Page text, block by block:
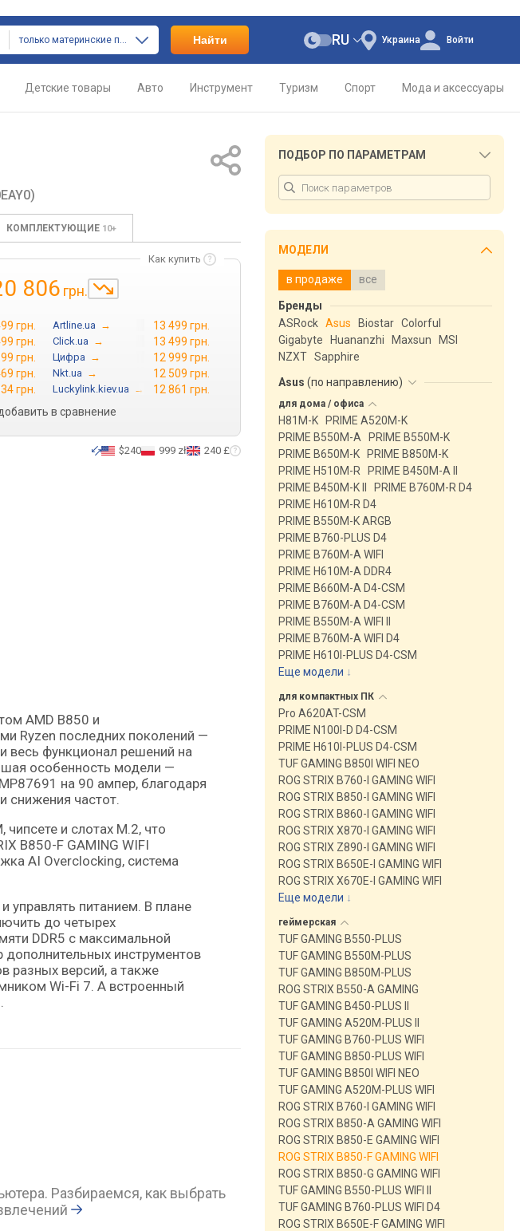
только материнские платы Найти Украина
RU Войти
Детские товары Авто Инструмент Туризм Спорт Мода и аксессуары
КОМПЛЕКТУЮЩИЕ 10+
Как купить
806 грн.
грн. Artline.ua → 13 499 грн.
грн. Click.ua → 13 499 грн.
грн. Цифра → 12 999 грн.
грн. Nkt.ua → 12 509 грн.
грн. Luckylink.kiev.ua →
12 861 грн.
в сравнение
$240 999 zł 240 £
Ryzen последних поколений —
весь функционал решений на
особенность модели —
на 90 ампер, благодаря
снижения частот.
и слотах M.2, что
B850-F GAMING WIFI
AI Overclocking, система
управлять питанием. В плане
до четырех
DDR5 с максимальной
инструментов
разных версий, а также
Wi-Fi 7. А встроенный
Разбираемся, как выбрать
ПОДБОР ПО ПАРАМЕТРАМ
МОДЕЛИ
в продаже все
Бренды
ASRock Asus Biostar Colorful
Gigabyte
Huananzhi Maxsun
MSI
NZXT Sapphire
Asus (по направлению)
для дома / офиса
H81M-K
PRIME A520M-K
PRIME B550M-A
PRIME B550M-K
PRIME B650M-K
PRIME B850M-K
PRIME H510M-R
PRIME B450M-A II
PRIME B450M-K II
PRIME B760M-R D4
PRIME H610M-R D4
PRIME B550M-K ARGB
PRIME B760-PLUS D4
PRIME B760M-A WIFI
PRIME H610M-A DDR4
PRIME B660M-A D4-CSM
PRIME B760M-A D4-CSM
PRIME B550M-A WIFI II
PRIME B760M-A WIFI D4
PRIME H610I-PLUS D4-CSM
Еще модели ↓
для компактных ПК
Pro A620AT-CSM
PRIME N100I-D D4-CSM
PRIME H610I-PLUS D4-CSM
TUF GAMING B850I WIFI NEO
ROG STRIX B760-I GAMING WIFI
ROG STRIX B850-I GAMING WIFI
ROG STRIX B860-I GAMING WIFI
ROG STRIX X870-I GAMING WIFI
ROG STRIX Z890-I GAMING WIFI
ROG STRIX B650E-I GAMING WIFI
ROG STRIX X670E-I GAMING WIFI
Еще модели ↓
геймерская
TUF GAMING B550-PLUS
TUF GAMING B550M-PLUS
TUF GAMING B850M-PLUS
ROG STRIX B550-A GAMING
TUF GAMING B450-PLUS II
TUF GAMING A520M-PLUS II
TUF GAMING B760-PLUS WIFI
TUF GAMING B850-PLUS WIFI
TUF GAMING B850I WIFI NEO
TUF GAMING A520M-PLUS WIFI
ROG STRIX B760-I GAMING WIFI
ROG STRIX B850-A GAMING WIFI
ROG STRIX B850-E GAMING WIFI
ROG STRIX B850-F GAMING WIFI
ROG STRIX B850-G GAMING WIFI
TUF GAMING B550-PLUS WIFI II
TUF GAMING B760-PLUS WIFI D4
ROG STRIX B650E-F GAMING WIFI